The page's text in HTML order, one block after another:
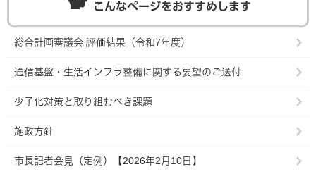
こんなページをおすすめします
総合計画審議会 評価結果（令和7年度）
通信基盤・生活インフラ整備に関する要望のご送付
少子化対策と取り組むべき課題
施政方針
市長記者会見（定例）【2026年2月10日】